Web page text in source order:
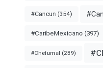
#Cancun (354)
#CaribeMexicano (397)
#Chetumal (289)